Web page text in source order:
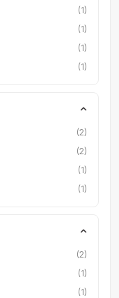
(1)
(1)
(1)
(1)
(2)
(2)
(1)
(1)
(2)
(1)
(1)